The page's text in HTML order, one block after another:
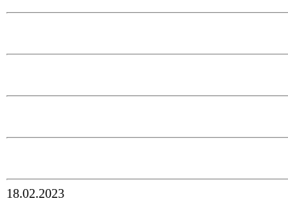
18.02.2023